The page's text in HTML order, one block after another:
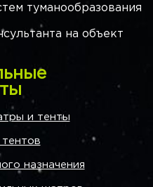
туманообразования
на объект
и тенты
назначения